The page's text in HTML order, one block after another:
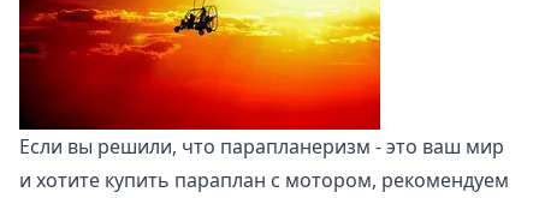
Если вы решили, что парапланеризм - это ваш мир
и хотите купить параплан с мотором, рекомендуем